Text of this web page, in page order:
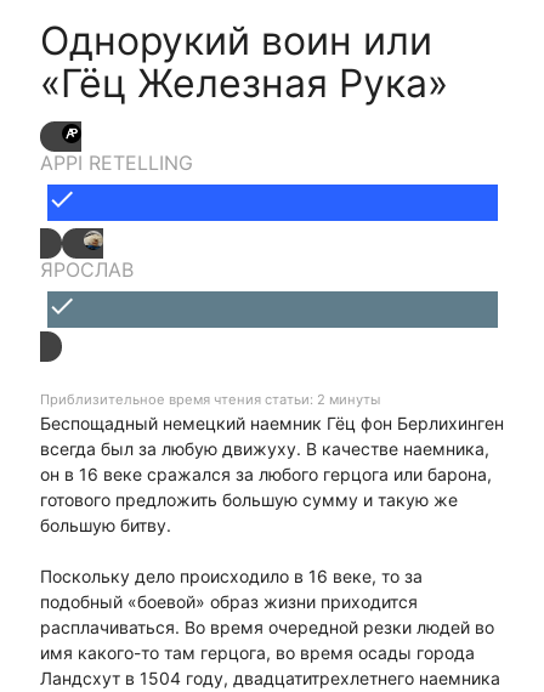
Однорукий воин или
«Гёц Железная Рука»
APPI RETELLING
done
ЯРОСЛАВ
done
Приблизительное время чтения статьи: 2 минуты
Беспощадный немецкий наемник Гёц фон Берлихинген
всегда был за любую движуху. В качестве наемника,
он в 16 веке сражался за любого герцога или барона,
готового предложить большую сумму и такую же
большую битву.
Поскольку дело происходило в 16 веке, то за
подобный «боевой» образ жизни приходится
расплачиваться. Во время очередной резки людей во
имя какого-то там герцога, во время осады города
Ландсхут в 1504 году, двадцатитрехлетнего наемника